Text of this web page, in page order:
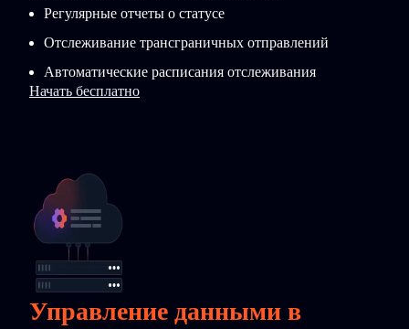
Регулярные отчеты о статусе
Отслеживание трансграничных отправлений
Автоматические расписания отслеживания
Начать бесплатно
Управление данными в